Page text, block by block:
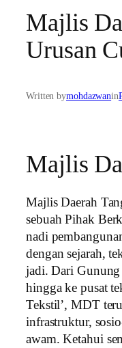
Majlis
Urusan
Written bymohdazwanin
Majlis
Majlis Daerah
sebuah Pihak
nadi
dengan sejarah,
jadi. Dari
hingga ke pusat
Tekstil’, MDT
infrastruktur,
awam. Ketahui